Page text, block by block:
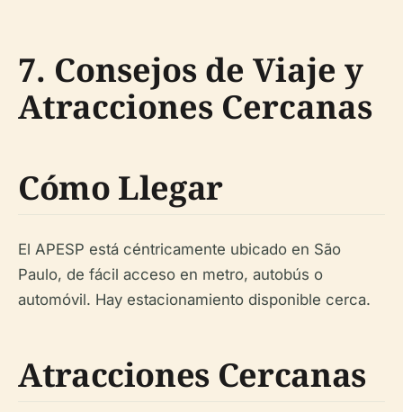
7. Consejos de Viaje y
Atracciones Cercanas
Cómo Llegar
El APESP está céntricamente ubicado en São
Paulo, de fácil acceso en metro, autobús o
automóvil. Hay estacionamiento disponible cerca.
Atracciones Cercanas